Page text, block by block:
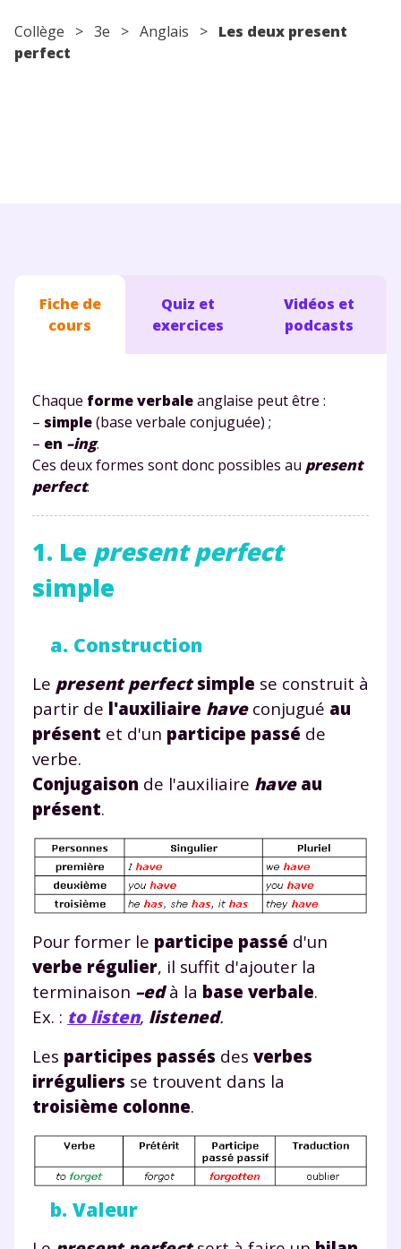
Collège > 3e > Anglais > Les deux present
perfect
Fiche de
cours
Quiz et
exercices
Vidéos et
podcasts
Chaque forme verbaleanglaise peut être :
– simple(base verbale conjuguée) ;
– en –ing.
Ces deux formes sont donc possibles au present
perfect.
1. Le present perfect
simple
a. Construction
Le present perfectsimple se construit à
partir de l'auxiliaire haveconjugué au
présent et d'un participe passé de
verbe.
Conjugaison de l'auxiliaire have au
présent.
Pour former le participe passé d'un
verbe régulier, il suffit d'ajouter la
terminaison –edà la base verbale.
Ex. : to listen, listened.
Les participes passés des verbes
irréguliers se trouvent dans la
troisième colonne.
b. Valeur